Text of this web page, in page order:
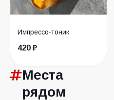
Импрессо-тоник
420 ₽
Места
рядом